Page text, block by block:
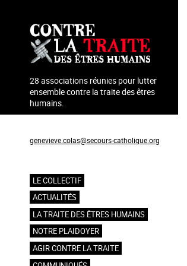
contenu
principal
28 associations réunies pour lutter
ensemble contre la traite des êtres
humains.
genevieve.colas@secours-catholique.org
Navigation
principale
LE COLLECTIF
ACTUALITÉS
LA TRAITE DES ÊTRES HUMAINS
NOTRE PLAIDOYER
AGIR CONTRE LA TRAITE